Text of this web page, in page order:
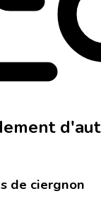
de ciergnon